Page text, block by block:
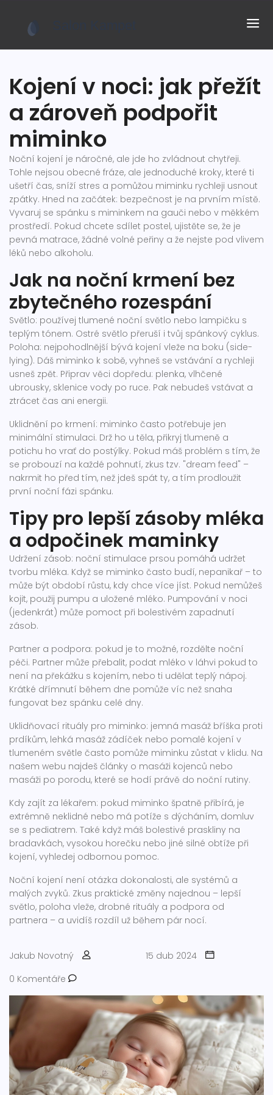
Kojení v noci: jak přežít
a zároveň podpořit
miminko
Noční kojení je náročné, ale jde ho zvládnout chytřeji.
Tohle nejsou obecné fráze, ale jednoduché kroky, které ti
ušetří čas, sníží stres a pomůžou miminku rychleji usnout
zpátky. Hned na začátek: bezpečnost je na prvním místě.
Vyvaruj se spánku s miminkem na gauči nebo v měkkém
prostředí. Pokud chcete sdílet postel, ujistěte se, že je
pevná matrace, žádné volné peřiny a že nejste pod vlivem
léků nebo alkoholu.
Jak na noční krmení bez
zbytečného rozespání
Světlo: používej tlumené noční světlo nebo lampičku s
teplým tónem. Ostré světlo přeruší i tvůj spánkový cyklus.
Poloha: nejpohodlnější bývá kojení vleže na boku (side-
lying). Dáš miminko k sobě, vyhneš se vstávání a rychleji
usneš zpět. Připrav věci dopředu: plenka, vlhčené
ubrousky, sklenice vody po ruce. Pak nebudeš vstávat a
ztrácet čas ani energii.
Uklidnění po krmení: miminko často potřebuje jen
minimální stimulaci. Drž ho u těla, přikryj tlumeně a
potichu ho vrať do postýlky. Pokud máš problém s tím, že
se probouzí na každé pohnutí, zkus tzv. "dream feed" –
nakrmit ho před tím, než jdeš spát ty, a tím prodloužit
první noční fázi spánku.
Tipy pro lepší zásoby mléka
a odpočinek maminky
Udržení zásob: noční stimulace prsou pomáhá udržet
tvorbu mléka. Když se miminko často budí, nepanikař – to
může být období růstu, kdy chce více jíst. Pokud nemůžeš
kojit, použij pumpu a uložené mléko. Pumpování v noci
(jedenkrát) může pomoct při bolestivém zapadnutí
zásob.
Partner a podpora: pokud je to možné, rozdělte noční
péči. Partner může přebalit, podat mléko v láhvi pokud to
není na překážku s kojením, nebo ti udělat teplý nápoj.
Krátké dřímnutí během dne pomůže víc než snaha
fungovat bez spánku celé dny.
Uklidňovací rituály pro miminko: jemná masáž bříška proti
prdíkům, lehká masáž zádíček nebo pomalé kojení v
tlumeném světle často pomůže miminku zůstat v klidu. Na
našem webu najdeš články o masáži kojenců nebo
masáži po porodu, které se hodí právě do noční rutiny.
Kdy zajít za lékařem: pokud miminko špatně přibírá, je
extrémně neklidné nebo má potíže s dýcháním, domluv
se s pediatrem. Také když máš bolestivé praskliny na
bradavkách, vysokou horečku nebo jiné silné obtíže při
kojení, vyhledej odbornou pomoc.
Noční kojení není otázka dokonalosti, ale systémů a
malých zvyků. Zkus praktické změny najednou – lepší
světlo, poloha vleže, drobné rituály a podpora od
partnera – a uvidíš rozdíl už během pár nocí.
Jakub Novotný
15 dub 2024
0 Komentáře